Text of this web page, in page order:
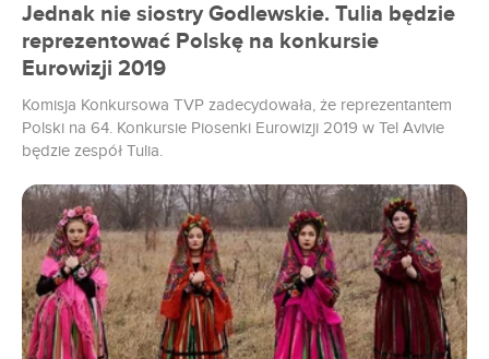
Jednak nie siostry Godlewskie. Tulia będzie
reprezentować Polskę na konkursie
Eurowizji 2019
Komisja Konkursowa TVP zadecydowała, że reprezentantem
Polski na 64. Konkursie Piosenki Eurowizji 2019 w Tel Avivie
będzie zespół Tulia.